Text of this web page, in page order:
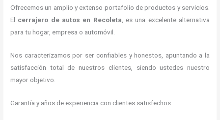
Ofrecemos un amplio y extenso portafolio de productos y servicios.
El cerrajero de autos en Recoleta , es una excelente alternativa
para tu hogar, empresa o automóvil.
Nos caracterizamos por ser confiables y honestos, apuntando a la
satisfacción total de nuestros clientes, siendo ustedes nuestro
mayor objetivo.
Garantía y años de experiencia con clientes satisfechos.